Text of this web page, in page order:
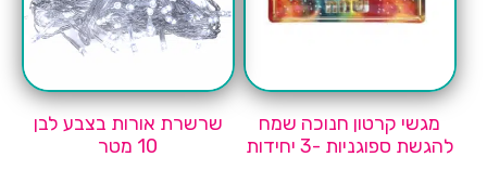
מגשי קרטון חנוכה שמח
להגשת ספוגניות -3 יחידות
שרשרת אורות בצבע לבן
10 מטר